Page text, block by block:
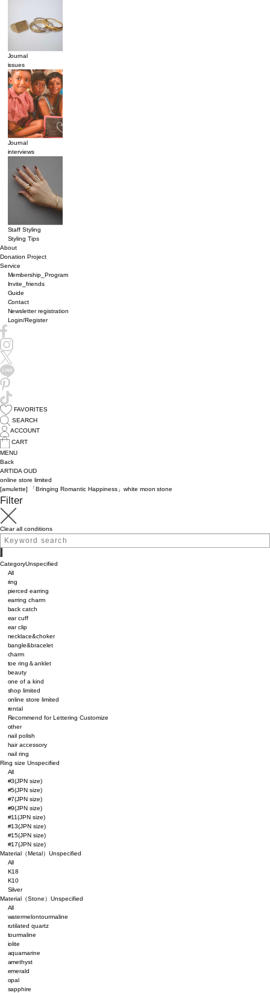
Journal
issues
Journal
interviews
Staff Styling
Styling Tips
About
Donation Project
Service
Membership_Program
Invite_friends
Guide
Contact
Newsletter registration
Login/Register
FAVORITES
SEARCH
ACCOUNT
CART
MENU
Back
ARTIDA OUD
online store limited
[amulette] 「Bringing Romantic Happiness」white moon stone
Filter
Clear all conditions
CategoryUnspecified
All
ring
pierced earring
earring charm
back catch
ear cuff
ear clip
necklace&choker
bangle&bracelet
charm
toe ring＆anklet
beauty
one of a kind
shop limited
online store limited
rental
Recommend for Lettering Customize
other
nail polish
hair accessory
nail ring
Ring size Unspecified
All
#3(JPN size)
#5(JPN size)
#7(JPN size)
#9(JPN size)
#11(JPN size)
#13(JPN size)
#15(JPN size)
#17(JPN size)
Material（Metal） Unspecified
All
K18
K10
Silver
Material（Stone） Unspecified
All
watermelontourmaline
rutilated quartz
tourmaline
iolite
aquamarine
amethyst
emerald
opal
sapphire